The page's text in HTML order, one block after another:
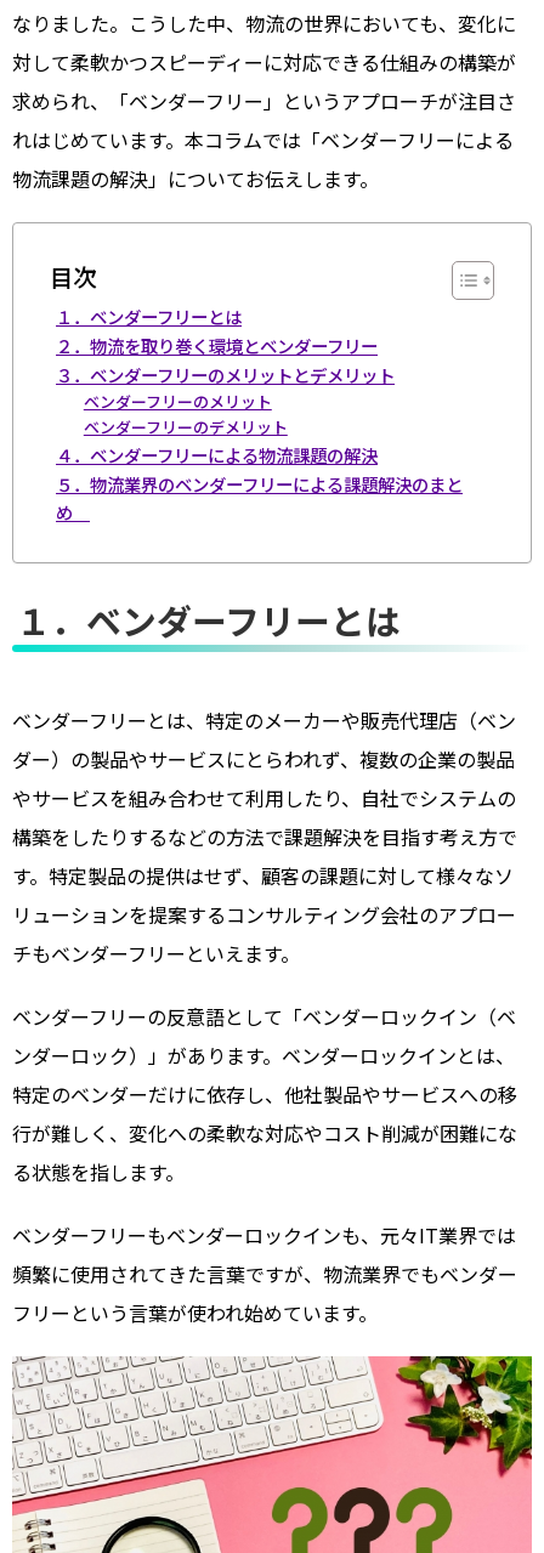
なりました。こうした中、物流の世界においても、変化に
対して柔軟かつスピーディーに対応できる仕組みの構築が
求められ、「ベンダーフリー」というアプローチが注目さ
れはじめています。本コラムでは「ベンダーフリーによる
物流課題の解決」についてお伝えします。
目次
１．ベンダーフリーとは
２．物流を取り巻く環境とベンダーフリー
３．ベンダーフリーのメリットとデメリット
ベンダーフリーのメリット
ベンダーフリーのデメリット
４．ベンダーフリーによる物流課題の解決
５．物流業界のベンダーフリーによる課題解決のまと
め
１．ベンダーフリーとは
ベンダーフリーとは、特定のメーカーや販売代理店（ベン
ダー）の製品やサービスにとらわれず、複数の企業の製品
やサービスを組み合わせて利用したり、自社でシステムの
構築をしたりするなどの方法で課題解決を目指す考え方で
す。特定製品の提供はせず、顧客の課題に対して様々なソ
リューションを提案するコンサルティング会社のアプロー
チもベンダーフリーといえます。
ベンダーフリーの反意語として「ベンダーロックイン（ベ
ンダーロック）」があります。ベンダーロックインとは、
特定のベンダーだけに依存し、他社製品やサービスへの移
行が難しく、変化への柔軟な対応やコスト削減が困難にな
る状態を指します。
ベンダーフリーもベンダーロックインも、元々IT業界では
頻繁に使用されてきた言葉ですが、物流業界でもベンダー
フリーという言葉が使われ始めています。